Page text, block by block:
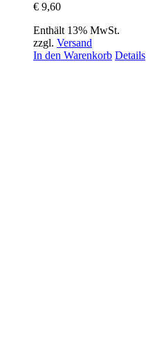
€ 9,60
Enthält 13% MwSt.
zzgl. Versand
In den Warenkorb Details